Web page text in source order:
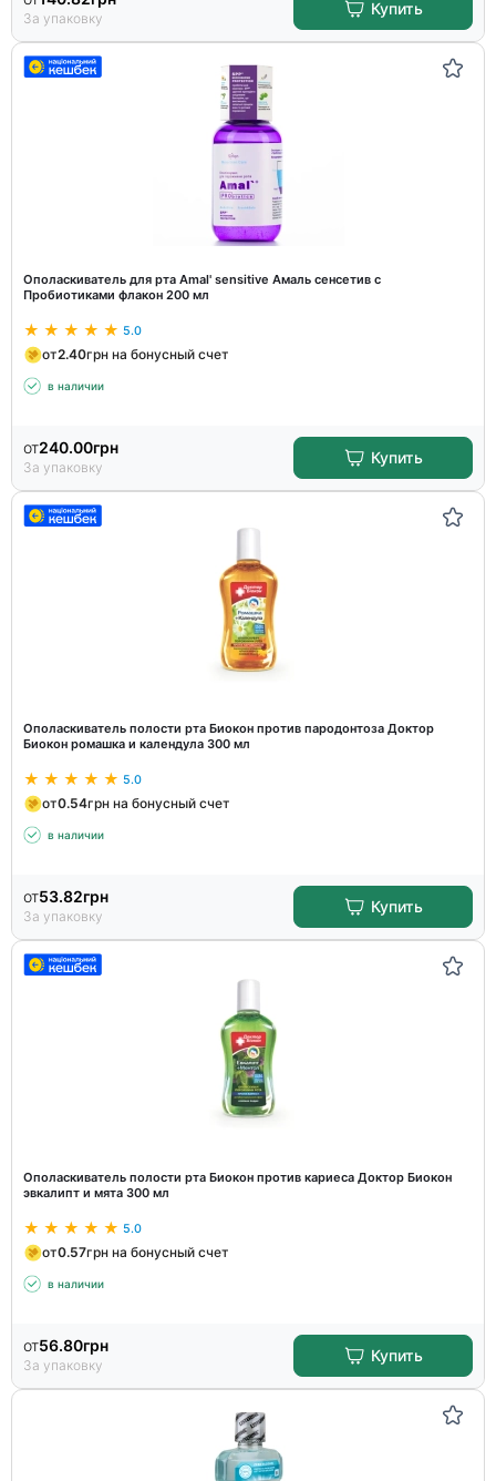
За упаковку
Купить
Ополаскиватель для рта Amal' sensitive Амаль сенсетив с
Пробиотиками флакон 200 мл
5.0
от2.40грн на бонусный счет
в наличии
от240.00грн
За упаковку
Купить
Ополаскиватель полости рта Биокон против пародонтоза Доктор
Биокон ромашка и календула 300 мл
5.0
от0.54грн на бонусный счет
в наличии
от53.82грн
За упаковку
Купить
Ополаскиватель полости рта Биокон против кариеса Доктор Биокон
эвкалипт и мята 300 мл
5.0
от0.57грн на бонусный счет
в наличии
от56.80грн
За упаковку
Купить